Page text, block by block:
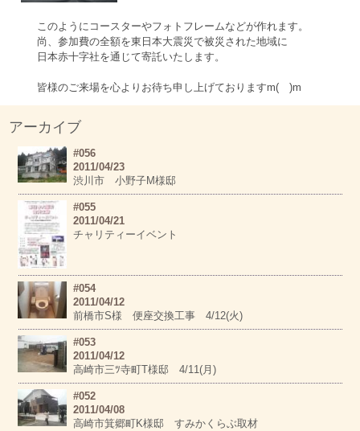
このようにコースターやフォトフレームなどが作れます。
尚、参加費の全額を東日本大震災で被災された地域に
日本赤十字社を通じて寄託いたします。
皆様のご来場を心よりお待ち申し上げておりますm( )m
アーカイブ
#056
2011/04/23
渋川市 小野子M様邸
#055
2011/04/21
チャリティーイベント
#054
2011/04/12
前橋市S様 便座交換工事 4/12(火)
#053
2011/04/12
高崎市三ﾂ寺町T様邸 4/11(月)
#052
2011/04/08
高崎市箕郷町K様邸 すみかくらぶ取材